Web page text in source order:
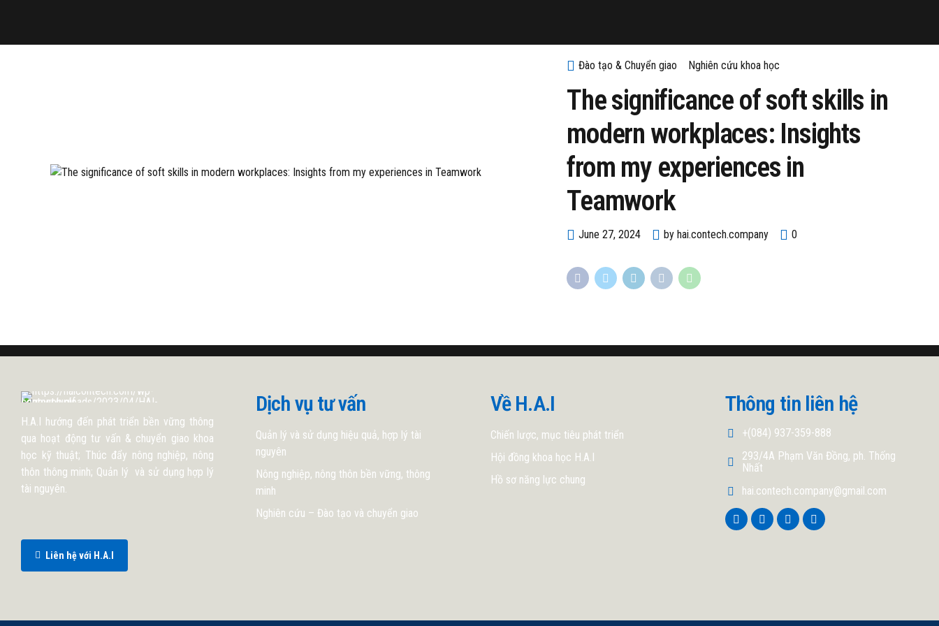
Đào tạo & Chuyển giao Nghiên cứu khoa học
The significance of soft skills in
modern workplaces: Insights
from my experiences in
Teamwork
June 27, 2024 by hai.contech.company 0
H.A.I hướng đến phát triển bền vững thông
qua hoạt động tư vấn & chuyển giao khoa
học kỹ thuật; Thúc đẩy nông nghiệp, nông
thôn thông minh; Quản lý và sử dụng hợp lý
tài nguyên.
Liên hệ với H.A.I
Dịch vụ tư vấn
Quản lý và sử dụng hiệu quả, hợp lý tài
nguyên
Nông nghiệp, nông thôn bền vững, thông
minh
Nghiên cứu – Đào tạo và chuyển giao
Về H.A.I
Chiến lược, mục tiêu phát triển
Hội đồng khoa học H.A.I
Hồ sơ năng lực chung
Thông tin liên hệ
+(084) 937-359-888
293/4A Phạm Văn Đồng, ph. Thống
Nhất
hai.contech.company@gmail.com